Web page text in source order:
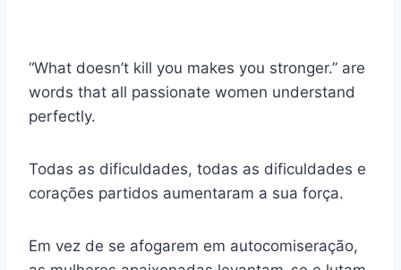
“What doesn’t kill you makes you stronger.” are
words that all passionate women understand
perfectly.
Todas as dificuldades, todas as dificuldades e
corações partidos aumentaram a sua força.
Em vez de se afogarem em autocomiseração,